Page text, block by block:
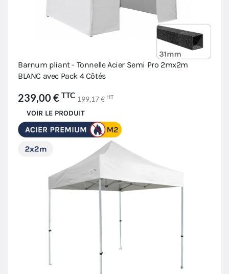
Barnum pliant - Tonnelle Acier Semi Pro 2mx2m
BLANC avec Pack 4 Côtés
239,00 € TTC 199,17 € HT
VOIR LE PRODUIT